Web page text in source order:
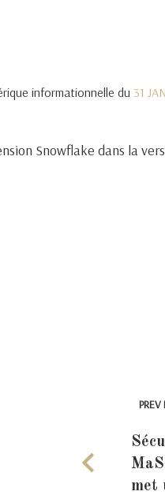
informationnelle du 31
Snowflake dans la
PREV
met